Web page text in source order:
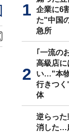
企業に6
た"中国
急所
｢一流の
高級店に
い…"本
行きつ
体
逆らった
消した…